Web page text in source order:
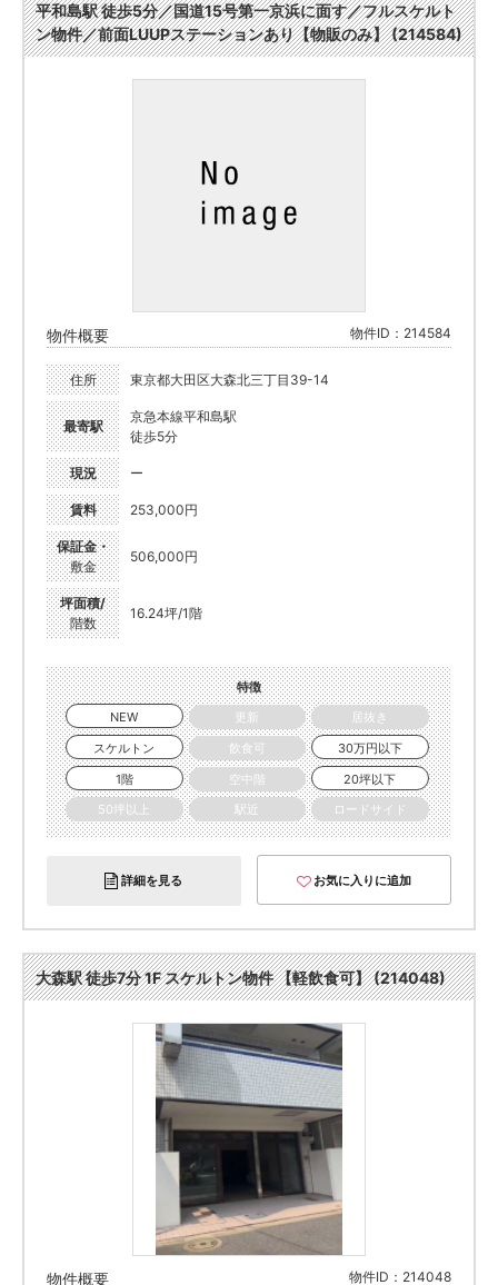
平和島駅 徒歩5分／国道15号第一京浜に面す／フルスケルト
ン物件／前面LUUPステーションあり【物販のみ】 (214584)
物件概要 物件ID：214584
住所 東京都大田区大森北三丁目39-14
最寄駅
京急本線平和島駅
徒歩5分
現況 ー
賃料 253,000円
保証金・
敷金
506,000円
坪面積/
階数
16.24坪/1階
特徴
NEW
更新
居抜き
スケルトン
飲食可
30万円以下
1階
空中階
20坪以下
50坪以上
駅近 ロードサイド
詳細を見る お気に入りに追加
大森駅 徒歩7分 1F スケルトン物件 【軽飲食可】 (214048)
物件概要 物件ID：214048